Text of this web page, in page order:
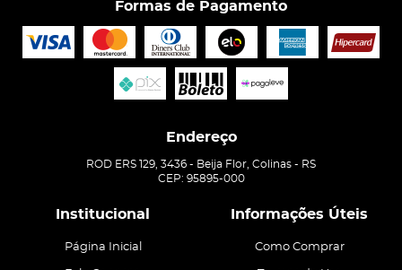
Formas de Pagamento
Endereço
ROD ERS 129, 3436 - Beija Flor, Colinas - RS
CEP: 95895-000
Institucional
Página Inicial
Informações Úteis
Como Comprar